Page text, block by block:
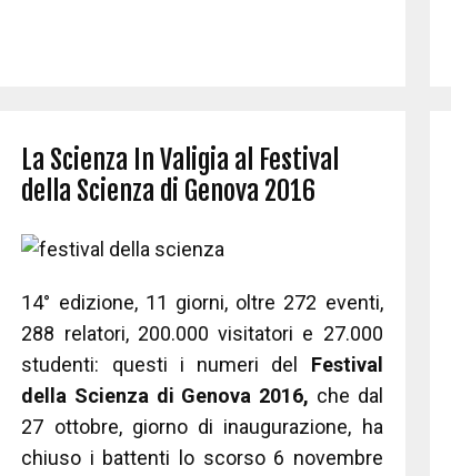
La Scienza In Valigia al Festival
della Scienza di Genova 2016
14° edizione, 11 giorni, oltre 272 eventi,
288 relatori, 200.000 visitatori e 27.000
studenti: questi i numeri del
Festival
della Scienza di Genova 2016, che dal
27 ottobre, giorno di inaugurazione, ha
chiuso i battenti lo scorso 6 novembre